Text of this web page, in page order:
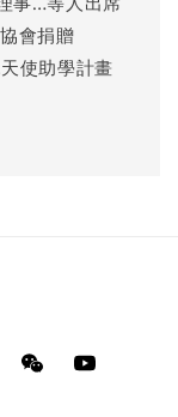
會捐贈
使助學計畫